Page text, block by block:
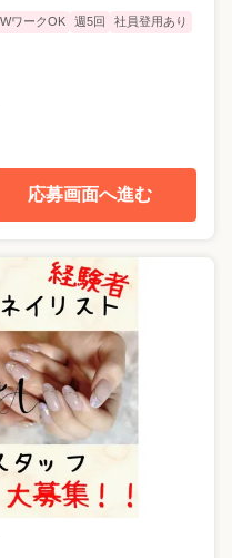
ワークOK 週5回
社員登用あり
応募画面へ進む